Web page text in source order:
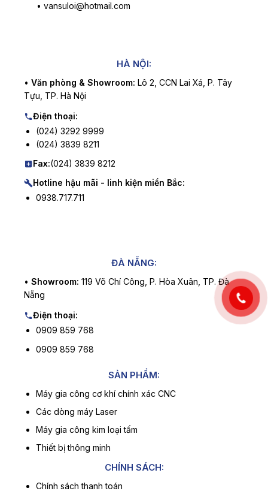
• vansuloi@hotmail.com
HÀ NỘI:
• Văn phòng & Showroom: Lô 2, CCN Lai Xá, P. Tây
Tựu, TP. Hà Nội
Điện thoại:
(024) 3292 9999
(024) 3839 8211
Fax:(024) 3839 8212
Hotline hậu mãi - linh kiện miền Bắc:
0938.717.711
ĐÀ NẴNG:
• Showroom: 119 Võ Chí Công, P. Hòa Xuân, TP. Đà
Nẵng
Điện thoại:
0909 859 768
0909 859 768
SẢN PHẨM:
Máy gia công cơ khí chính xác CNC
Các dòng máy Laser
Máy gia công kim loại tấm
Thiết bị thông minh
CHÍNH SÁCH:
Chính sách thanh toán